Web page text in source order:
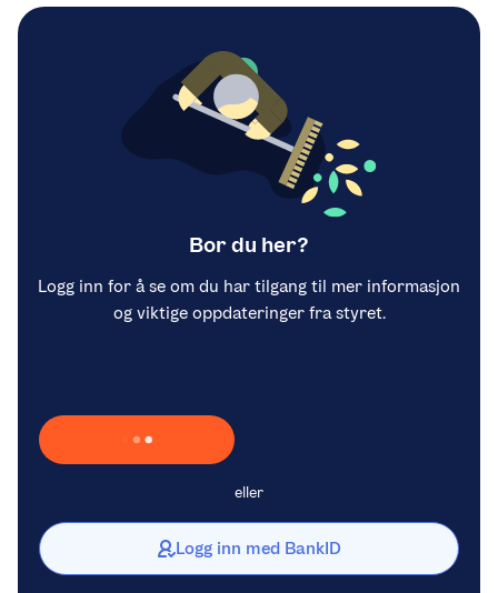
Bor du her?
Logg inn for å se om du har tilgang til mer informasjon
og viktige oppdateringer fra styret.
Laster inn Vipps …
eller
Logg inn med BankID